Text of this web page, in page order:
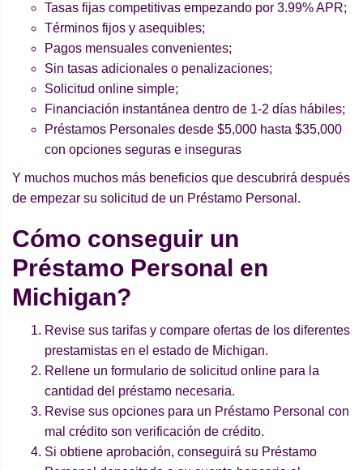
Tasas fijas competitivas empezando por 3.99% APR;
Términos fijos y asequibles;
Pagos mensuales convenientes;
Sin tasas adicionales o penalizaciones;
Solicitud online simple;
Financiación instantánea dentro de 1-2 días hábiles;
Préstamos Personales desde $5,000 hasta $35,000
con opciones seguras e inseguras
Y muchos muchos más beneficios que descubrirá después
de empezar su solicitud de un Préstamo Personal.
Cómo conseguir un
Préstamo Personal en
Michigan?
Revise sus tarifas y compare ofertas de los diferentes
prestamistas en el estado de Michigan.
Rellene un formulario de solicitud online para la
cantidad del préstamo necesaria.
Revise sus opciones para un Préstamo Personal con
mal crédito son verificación de crédito.
Si obtiene aprobación, conseguirá su Préstamo